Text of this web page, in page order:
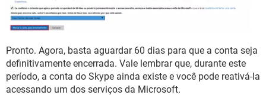
Pronto. Agora, basta aguardar 60 dias para que a conta seja
definitivamente encerrada. Vale lembrar que, durante este
período, a conta do Skype ainda existe e você pode reativá-la
acessando um dos serviços da Microsoft.